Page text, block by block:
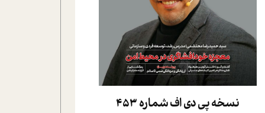
نسخه پي دي اف شماره 453